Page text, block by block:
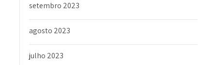
setembro 2023
agosto 2023
julho 2023